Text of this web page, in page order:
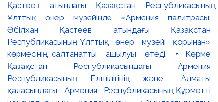
Қастеев атындағы Қазақстан Республикасының
Ұлттық өнер музейінде «Армения палитрасы:
Әбілхан Қастеев атындағы Қазақстан
Республикасының Ұлттық өнер музейі қорынан»
көрмесінің салтанатты ашылуы өтеді. ▫️Көрме
Қазақстан Республикасындағы Армения
Республикасының Елшілігінің және Алматы
қаласындағы Армения Республикасының Құрметті